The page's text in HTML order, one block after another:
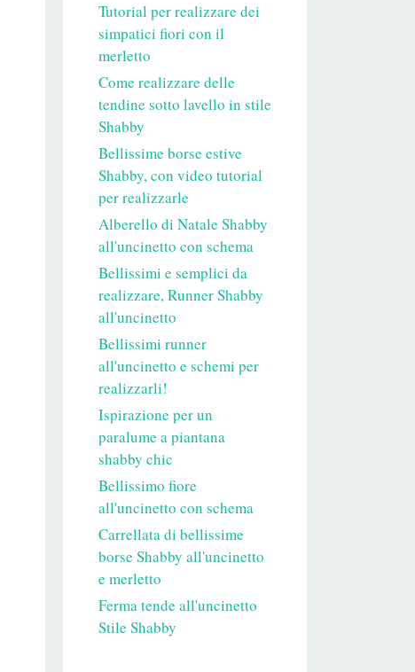
Tutorial per realizzare dei
simpatici fiori con il
merletto
Come realizzare delle
tendine sotto lavello in stile
Shabby
Bellissime borse estive
Shabby, con video tutorial
per realizzarle
Alberello di Natale Shabby
all'uncinetto con schema
Bellissimi e semplici da
realizzare, Runner Shabby
all'uncinetto
Bellissimi runner
all'uncinetto e schemi per
realizzarli!
Ispirazione per un
paralume a piantana
shabby chic
Bellissimo fiore
all'uncinetto con schema
Carrellata di bellissime
borse Shabby all'uncinetto
e merletto
Ferma tende all'uncinetto
Stile Shabby